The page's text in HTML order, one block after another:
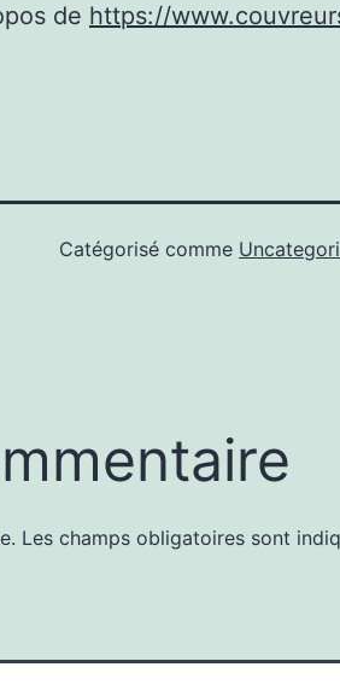
de https://
Catégorisé comme
Les champs obligatoires sont